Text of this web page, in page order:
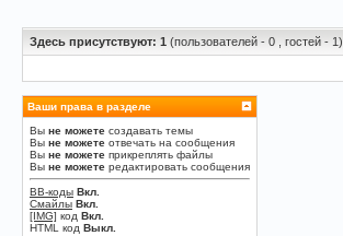
Здесь присутствуют: 1 (пользователей - 0 , гостей - 1)
Ваши права в разделе
Вы не можете создавать темы
Вы не можете отвечать на сообщения
Вы не можете прикреплять файлы
Вы не можете редактировать сообщения
BB-коды Вкл.
Смайлы Вкл.
[IMG] код Вкл.
HTML код Выкл.